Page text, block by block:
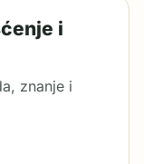
i
znanje i